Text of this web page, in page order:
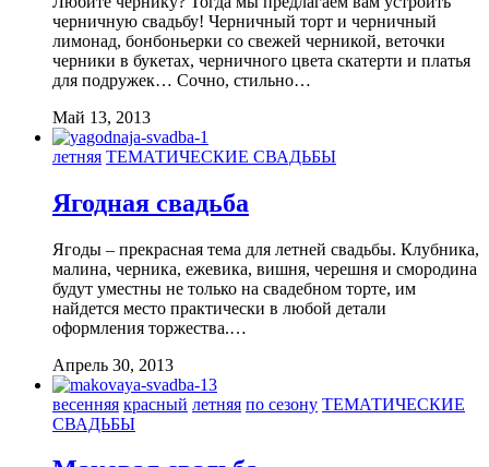
черничную свадьбу! Черничный торт и черничный
лимонад, бонбоньерки со свежей черникой, веточки
черники в букетах, черничного цвета скатерти и платья
для подружек… Сочно, стильно…
Май 13, 2013
летняя ТЕМАТИЧЕСКИЕ СВАДЬБЫ
Ягодная свадьба
Ягоды – прекрасная тема для летней свадьбы. Клубника,
малина, черника, ежевика, вишня, черешня и смородина
будут уместны не только на свадебном торте, им
найдется место практически в любой детали
оформления торжества.…
Апрель 30, 2013
весенняя красный летняя по сезону ТЕМАТИЧЕСКИЕ
СВАДЬБЫ